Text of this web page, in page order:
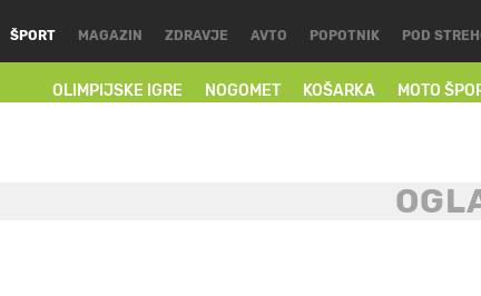
ŠPORT
OLIMPIJSKE IGRE NOGOMET KOŠARKA MOTO
MAGAZIN ZDRAVJE AVTO POPOTNIK POD